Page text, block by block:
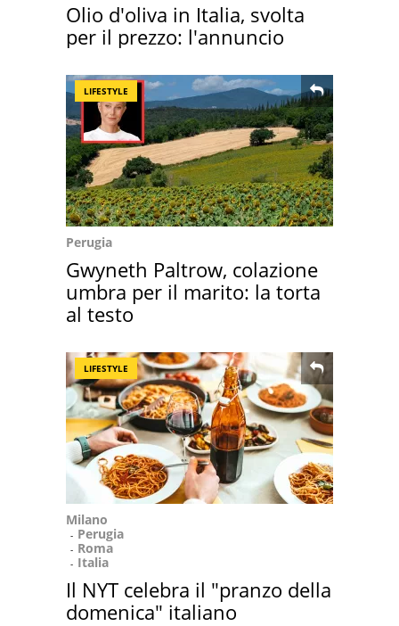
Olio d'oliva in Italia, svolta
per il prezzo: l'annuncio
LIFESTYLE
Perugia
Gwyneth Paltrow, colazione
umbra per il marito: la torta
al testo
LIFESTYLE
Milano
Perugia
Roma
Italia
Il NYT celebra il "pranzo della
domenica" italiano